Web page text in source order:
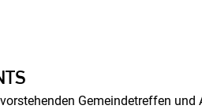
Gemeindetreffen und